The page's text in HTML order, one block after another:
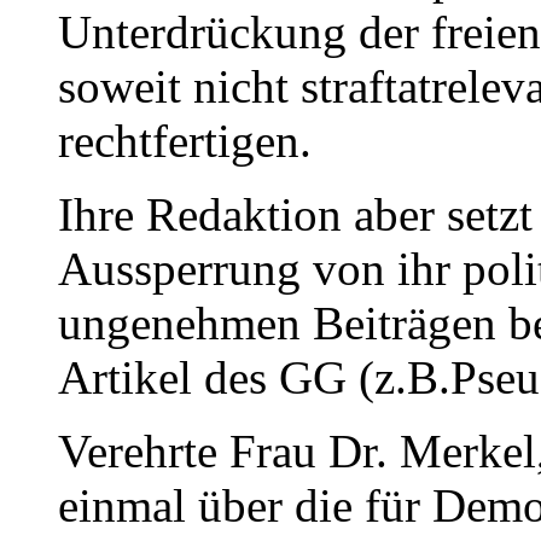
Unterdrückung der
soweit nicht
rechtfertigen.
Ihre Redaktion aber
Aussperrung von ihr
ungenehmen Beiträgen
Artikel des GG
Verehrte Frau Dr.
einmal über die für